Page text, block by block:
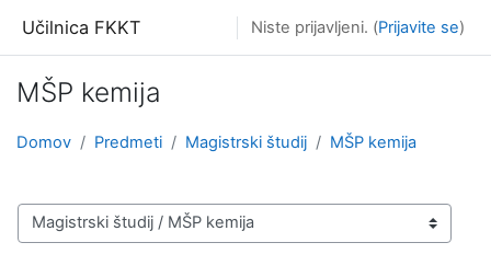
Učilnica FKKT Niste prijavljeni. (Prijavite se)
MŠP kemija
Domov Predmeti Magistrski študij MŠP kemija
Kategorije predmetov